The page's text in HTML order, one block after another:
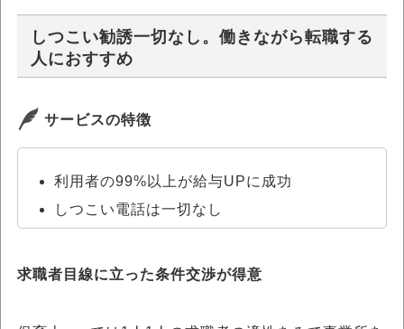
しつこい勧誘一切なし。働きながら転職する
人におすすめ
サービスの特徴
利用者の99%以上が給与UPに成功
しつこい電話は一切なし
求職者目線に立った条件交渉が得意